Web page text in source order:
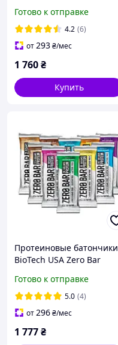
Готово к отправке
4.2 (6)
от293₴/мес
1 760₴
Купить
Протеиновые батончики
BioTech USA Zero Bar
Готово к отправке
5.0 (4)
от296₴/мес
1 777₴